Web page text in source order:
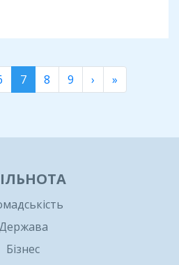
7 8 9 › »
Бізнес